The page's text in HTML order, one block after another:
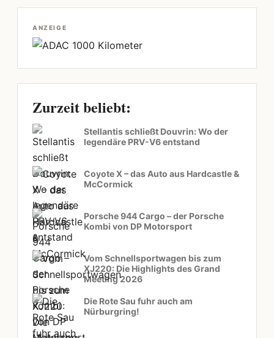
ANZEIGE
Zurzeit beliebt:
Stellantis schließt Douvrin: Wo der
legendäre PRV-V6 entstand
Coyote X – das Auto aus Hardcastle &
McCormick
Porsche 944 Cargo – der Porsche
Kombi von DP Motorsport
Vom Schnellsportwagen bis zum
XJ220: Die Highlights des Grand
Meeting 2026
Die Rote Sau fuhr auch am
Nürburgring!